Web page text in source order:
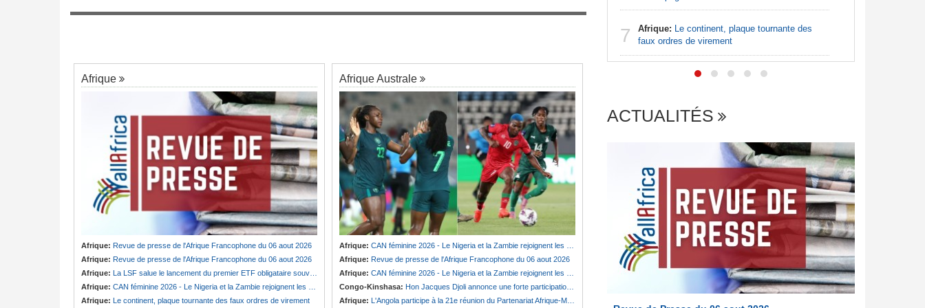
Afrique
Afrique: Revue de presse de l'Afrique Francophone du 06 aout 2026
Afrique: Revue de presse de l'Afrique Francophone du 06 aout 2026
Afrique: La LSF salue le lancement du premier ETF obligataire souverain africain (USD) disponible en Europe
Afrique: CAN féminine 2026 - Le Nigeria et la Zambie rejoignent les quarts de finale
Afrique: Le continent, plaque tournante des faux ordres de virement
Afrique Australe
Afrique: CAN féminine 2026 - Le Nigeria et la Zambie rejoignent les quarts de finale
Afrique: Revue de presse de l'Afrique Francophone du 06 aout 2026
Afrique: CAN féminine 2026 - Le Nigeria et la Zambie rejoignent les quarts de finale
Congo-Kinshasa: Hon Jacques Djoli annonce une forte participation du pays à la Conférence des présidents de parlements à Midrand
Afrique: L'Angola participe à la 21e réunion du Partenariat Afrique-Monde arabe au Caire
7
président Doumbouya en Grèce - Opposition et
7 Afrique: Le continent, plaque tournante des
faux ordres de virement
ACTUALITÉS